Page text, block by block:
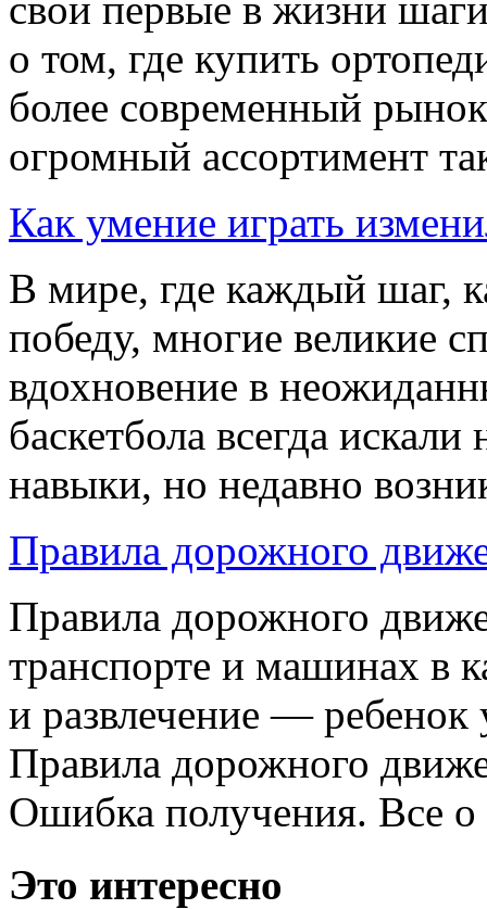
свои первые в жизни
о том, где купить
более современный
огромный ассортимент
Как умение играть
В мире, где каждый шаг,
победу, многие великие
вдохновение в
баскетбола всегда
навыки, но недавно
Правила дорожного
Правила дорожного
транспорте и машинах в
и развлечение —
Правила дорожного
Ошибка получения. Все о
Это интересно